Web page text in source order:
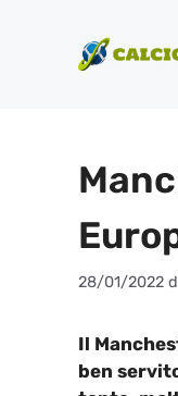
contenuto
28/01/2022
Il
ben